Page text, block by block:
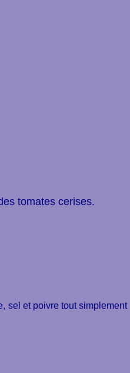
tomates cerises.
sel et poivre tout simplement